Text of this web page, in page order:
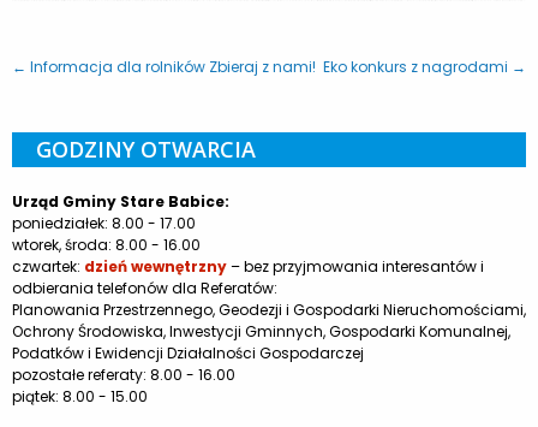
← Informacja dla rolników Zbieraj z nami! Eko konkurs z nagrodami →
GODZINY OTWARCIA
Urząd Gminy Stare Babice:
poniedziałek: 8.00 - 17.00
wtorek, środa: 8.00 - 16.00
czwartek: dzień wewnętrzny– bez przyjmowania interesantów i
odbierania telefonów dla Referatów:
Planowania Przestrzennego, Geodezji i Gospodarki Nieruchomościami,
Ochrony Środowiska, Inwestycji Gminnych, Gospodarki Komunalnej,
Podatków i Ewidencji Działalności Gospodarczej
pozostałe referaty: 8.00 - 16.00
piątek: 8.00 - 15.00